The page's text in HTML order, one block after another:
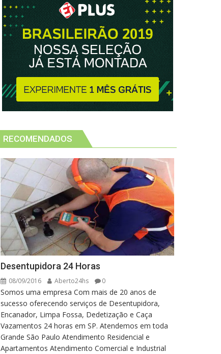
RECOMENDADOS
Desentupidora 24 Horas
08/09/2016 Aberto24hs 0
Somos uma empresa Com mais de 20 anos de
sucesso oferecendo serviços de Desentupidora,
Encanador, Limpa Fossa, Dedetização e Caça
Vazamentos 24 horas em SP. Atendemos em toda
Grande São Paulo Atendimento Residencial e
Apartamentos Atendimento Comercial e Industrial